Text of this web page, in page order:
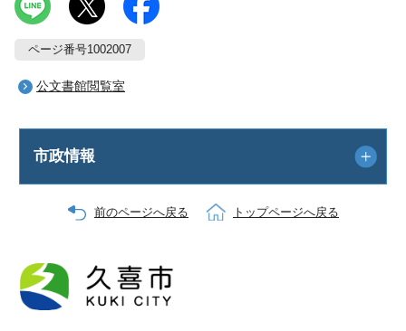
ページ番号1002007
公文書館閲覧室
市政情報
前のページへ戻る トップページへ戻る